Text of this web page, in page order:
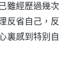
雖經歷過幾次
反省自己，反
裏感到特别自